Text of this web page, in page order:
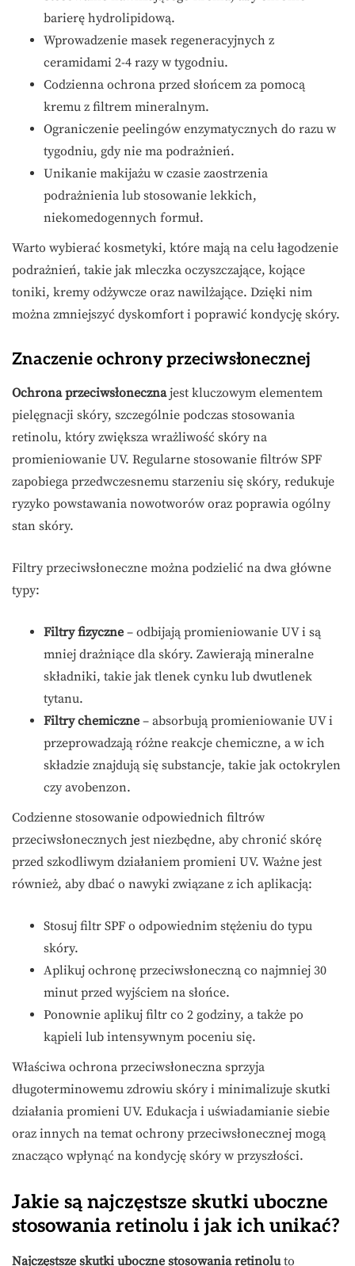
barierę hydrolipidową.
Wprowadzenie masek regeneracyjnych z
ceramidami 2-4 razy w tygodniu.
Codzienna ochrona przed słońcem za pomocą
kremu z filtrem mineralnym.
Ograniczenie peelingów enzymatycznych do razu w
tygodniu, gdy nie ma podrażnień.
Unikanie makijażu w czasie zaostrzenia
podrażnienia lub stosowanie lekkich,
niekomedogennych formuł.
Warto wybierać kosmetyki, które mają na celu łagodzenie
podrażnień, takie jak mleczka oczyszczające, kojące
toniki, kremy odżywcze oraz nawilżające. Dzięki nim
można zmniejszyć dyskomfort i poprawić kondycję skóry.
Znaczenie ochrony przeciwsłonecznej
Ochrona przeciwsłonecznajest kluczowym elementem
pielęgnacji skóry, szczególnie podczas stosowania
retinolu, który zwiększa wrażliwość skóry na
promieniowanie UV. Regularne stosowanie filtrów SPF
zapobiega przedwczesnemu starzeniu się skóry, redukuje
ryzyko powstawania nowotworów oraz poprawia ogólny
stan skóry.
Filtry przeciwsłoneczne można podzielić na dwa główne
typy:
Filtry fizyczne – odbijają promieniowanie UV i są
mniej drażniące dla skóry. Zawierają mineralne
składniki, takie jak tlenek cynku lub dwutlenek
tytanu.
Filtry chemiczne – absorbują promieniowanie UV i
przeprowadzają różne reakcje chemiczne, a w ich
składzie znajdują się substancje, takie jak octokrylen
czy avobenzon.
Codzienne stosowanie odpowiednich filtrów
przeciwsłonecznych jest niezbędne, aby chronić skórę
przed szkodliwym działaniem promieni UV. Ważne jest
również, aby dbać o nawyki związane z ich aplikacją:
Stosuj filtr SPF o odpowiednim stężeniu do typu
skóry.
Aplikuj ochronę przeciwsłoneczną co najmniej 30
minut przed wyjściem na słońce.
Ponownie aplikuj filtr co 2 godziny, a także po
kąpieli lub intensywnym poceniu się.
Właściwa ochrona przeciwsłoneczna sprzyja
długoterminowemu zdrowiu skóry i minimalizuje skutki
działania promieni UV. Edukacja i uświadamianie siebie
oraz innych na temat ochrony przeciwsłonecznej mogą
znacząco wpłynąć na kondycję skóry w przyszłości.
Jakie są najczęstsze skutki uboczne
stosowania retinolu i jak ich unikać?
Najczęstsze skutki uboczne stosowania retinoluto